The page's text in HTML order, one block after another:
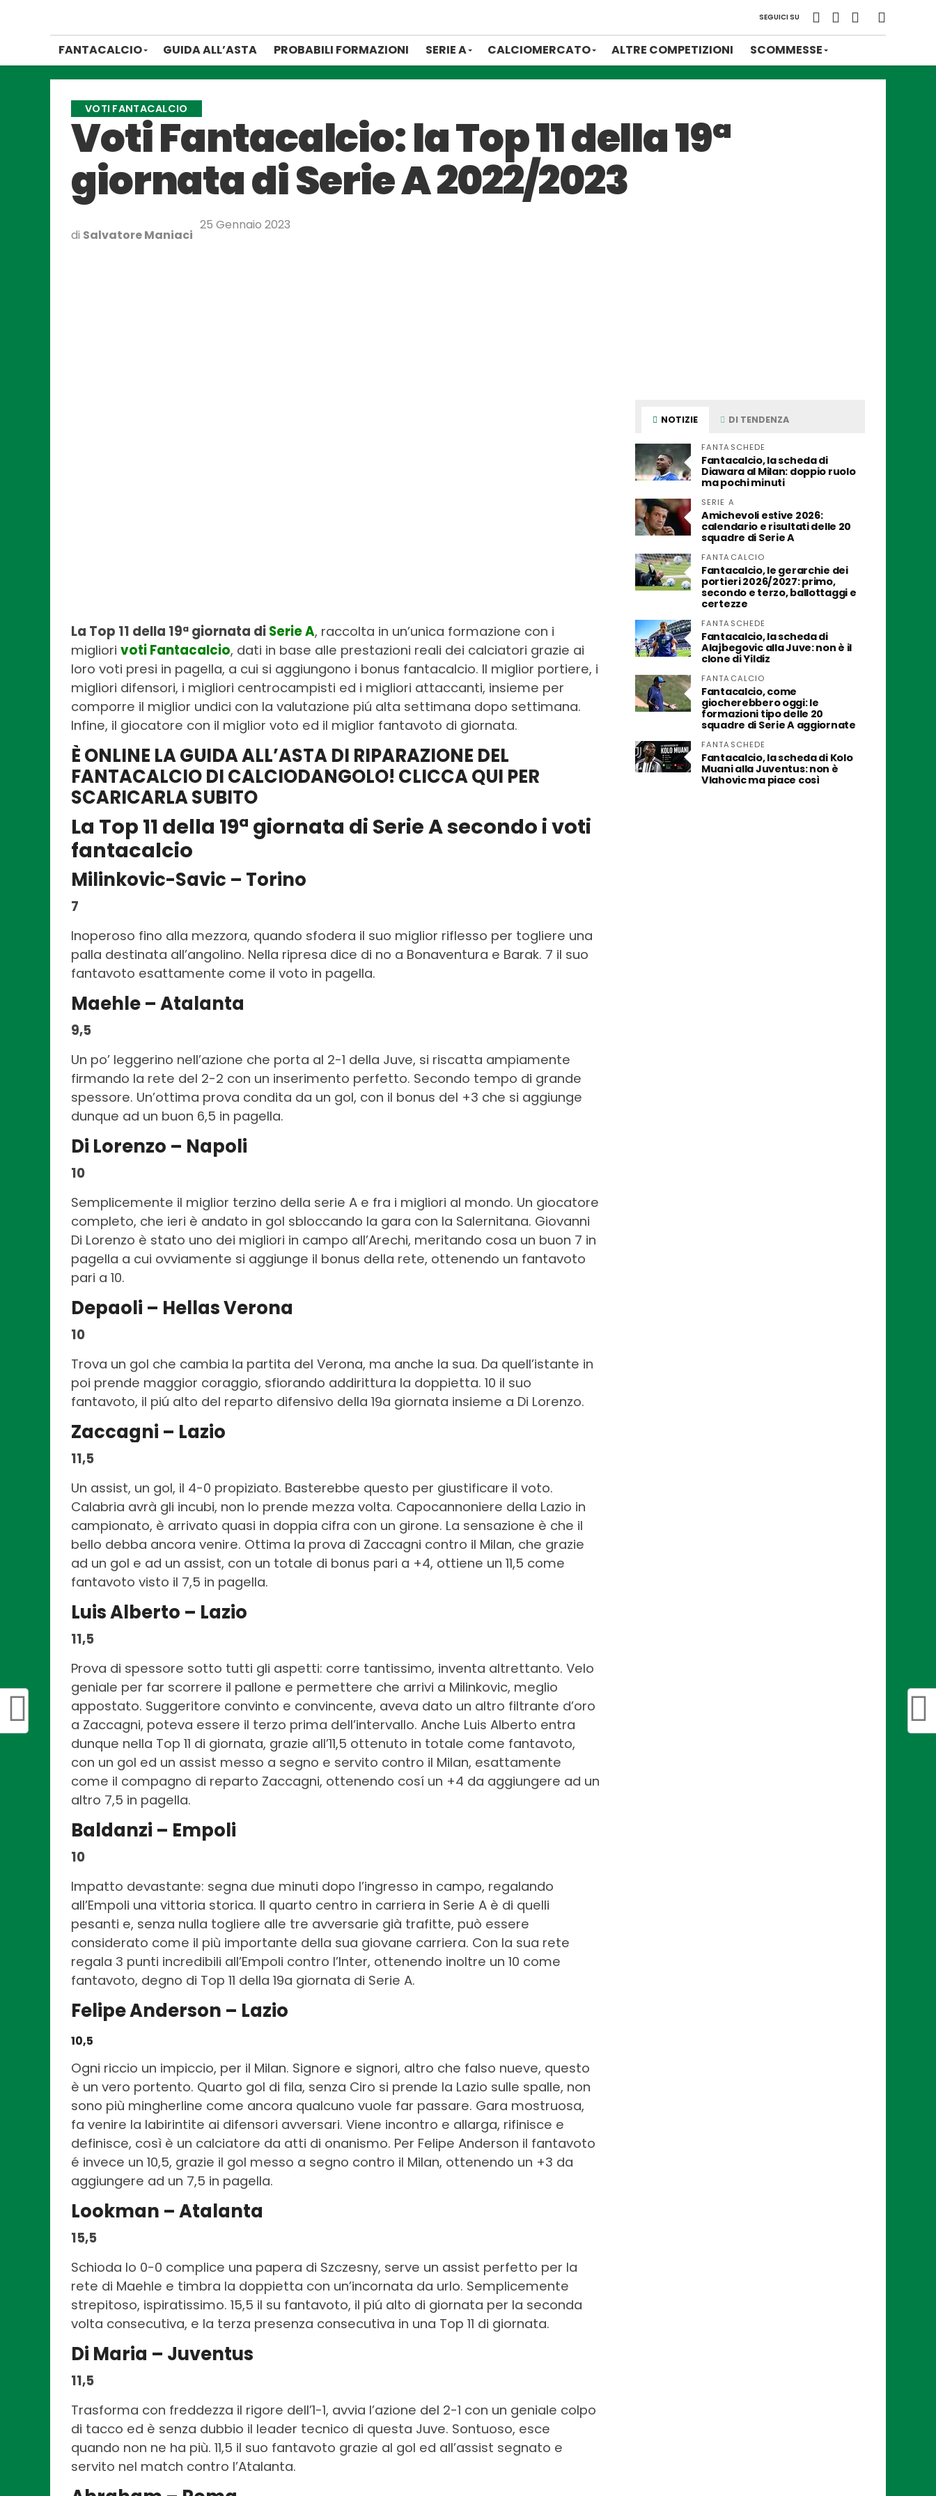
SEGUICI SU
FANTACALCIO GUIDA ALL’ASTA PROBABILI FORMAZIONI SERIE A CALCIOMERCATO ALTRE COMPETIZIONI SCOMMESSE
VOTI FANTACALCIO
Voti Fantacalcio: la Top 11 della 19ª
giornata di Serie A 2022/2023
di Salvatore Maniaci
25 Gennaio 2023
La Top 11 della 19ª giornata di Serie A, raccolta in un’unica formazione con i
migliori voti Fantacalcio, dati in base alle prestazioni reali dei calciatori grazie ai
loro voti presi in pagella, a cui si aggiungono i bonus fantacalcio. Il miglior portiere, i
migliori difensori, i migliori centrocampisti ed i migliori attaccanti, insieme per
comporre il miglior undici con la valutazione piú alta settimana dopo settimana.
Infine, il giocatore con il miglior voto ed il miglior fantavoto di giornata.
È ONLINE LA GUIDA ALL’ASTA DI RIPARAZIONE DEL
FANTACALCIO DI CALCIODANGOLO! CLICCA QUI PER
SCARICARLA SUBITO
La Top 11 della 19ª giornata di Serie A secondo i voti
fantacalcio
Milinkovic-Savic – Torino
7
Inoperoso fino alla mezzora, quando sfodera il suo miglior riflesso per togliere una
palla destinata all’angolino. Nella ripresa dice di no a Bonaventura e Barak. 7 il suo
fantavoto esattamente come il voto in pagella.
Maehle – Atalanta
9,5
Un po’ leggerino nell’azione che porta al 2-1 della Juve, si riscatta ampiamente
firmando la rete del 2-2 con un inserimento perfetto. Secondo tempo di grande
spessore. Un’ottima prova condita da un gol, con il bonus del +3 che si aggiunge
dunque ad un buon 6,5 in pagella.
Di Lorenzo – Napoli
10
Semplicemente il miglior terzino della serie A e fra i migliori al mondo. Un giocatore
completo, che ieri è andato in gol sbloccando la gara con la Salernitana. Giovanni
Di Lorenzo è stato uno dei migliori in campo all’Arechi, meritando cosa un buon 7 in
pagella a cui ovviamente si aggiunge il bonus della rete, ottenendo un fantavoto
pari a 10.
Depaoli – Hellas Verona
10
Trova un gol che cambia la partita del Verona, ma anche la sua. Da quell’istante in
poi prende maggior coraggio, sfiorando addirittura la doppietta. 10 il suo
fantavoto, il piú alto del reparto difensivo della 19a giornata insieme a Di Lorenzo.
Zaccagni – Lazio
11,5
Un assist, un gol, il 4-0 propiziato. Basterebbe questo per giustificare il voto.
Calabria avrà gli incubi, non lo prende mezza volta. Capocannoniere della Lazio in
campionato, è arrivato quasi in doppia cifra con un girone. La sensazione è che il
bello debba ancora venire. Ottima la prova di Zaccagni contro il Milan, che grazie
ad un gol e ad un assist, con un totale di bonus pari a +4, ottiene un 11,5 come
fantavoto visto il 7,5 in pagella.
Luis Alberto – Lazio
11,5
Prova di spessore sotto tutti gli aspetti: corre tantissimo, inventa altrettanto. Velo
geniale per far scorrere il pallone e permettere che arrivi a Milinkovic, meglio
appostato. Suggeritore convinto e convincente, aveva dato un altro filtrante d’oro
a Zaccagni, poteva essere il terzo prima dell’intervallo. Anche Luis Alberto entra
dunque nella Top 11 di giornata, grazie all’11,5 ottenuto in totale come fantavoto,
con un gol ed un assist messo a segno e servito contro il Milan, esattamente
come il compagno di reparto Zaccagni, ottenendo cosí un +4 da aggiungere ad un
altro 7,5 in pagella.
Baldanzi – Empoli
10
Impatto devastante: segna due minuti dopo l’ingresso in campo, regalando
all’Empoli una vittoria storica. Il quarto centro in carriera in Serie A è di quelli
pesanti e, senza nulla togliere alle tre avversarie già trafitte, può essere
considerato come il più importante della sua giovane carriera. Con la sua rete
regala 3 punti incredibili all’Empoli contro l’Inter, ottenendo inoltre un 10 come
fantavoto, degno di Top 11 della 19a giornata di Serie A.
Felipe Anderson – Lazio
10,5
Ogni riccio un impiccio, per il Milan. Signore e signori, altro che falso nueve, questo
è un vero portento. Quarto gol di fila, senza Ciro si prende la Lazio sulle spalle, non
sono più mingherline come ancora qualcuno vuole far passare. Gara mostruosa,
fa venire la labirintite ai difensori avversari. Viene incontro e allarga, rifinisce e
definisce, così è un calciatore da atti di onanismo. Per Felipe Anderson il fantavoto
é invece un 10,5, grazie il gol messo a segno contro il Milan, ottenendo un +3 da
aggiungere ad un 7,5 in pagella.
Lookman – Atalanta
15,5
Schioda lo 0-0 complice una papera di Szczesny, serve un assist perfetto per la
rete di Maehle e timbra la doppietta con un’incornata da urlo. Semplicemente
strepitoso, ispiratissimo. 15,5 il su fantavoto, il piú alto di giornata per la seconda
volta consecutiva, e la terza presenza consecutiva in una Top 11 di giornata.
Di Maria – Juventus
11,5
Trasforma con freddezza il rigore dell’1-1, avvia l’azione del 2-1 con un geniale colpo
di tacco ed è senza dubbio il leader tecnico di questa Juve. Sontuoso, esce
quando non ne ha più. 11,5 il suo fantavoto grazie al gol ed all’assist segnato e
servito nel match contro l’Atalanta.
NOTIZIE DI TENDENZA
FANTASCHEDE
Fantacalcio, la scheda di
Diawara al Milan: doppio ruolo
ma pochi minuti
SERIE A
Amichevoli estive 2026:
calendario e risultati delle 20
squadre di Serie A
FANTACALCIO
Fantacalcio, le gerarchie dei
portieri 2026/2027: primo,
secondo e terzo, ballottaggi e
certezze
FANTASCHEDE
Fantacalcio, la scheda di
Alajbegovic alla Juve: non è il
clone di Yildiz
FANTACALCIO
Fantacalcio, come
giocherebbero oggi: le
formazioni tipo delle 20
squadre di Serie A aggiornate
FANTASCHEDE
Fantacalcio, la scheda di Kolo
Muani alla Juventus: non è
Vlahovic ma piace così